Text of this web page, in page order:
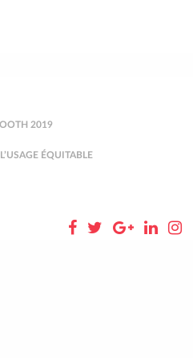
2019
ÉQUITABLE